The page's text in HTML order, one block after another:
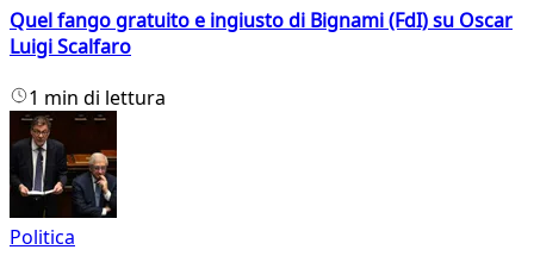
Quel fango gratuito e ingiusto di Bignami (FdI) su Oscar
Luigi Scalfaro
1 min di lettura
Politica